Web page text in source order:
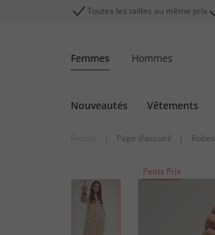
Toutes les tailles au même prix
Femmes Hommes
Nouveautés Vêtements
| Page d’accueil | Robes
Petits Prix